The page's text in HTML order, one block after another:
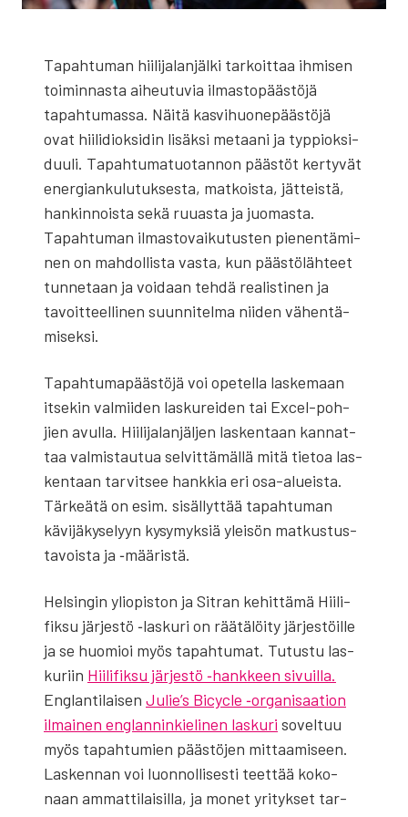
Tapah­tu­man hii­li­ja­lan­jäl­ki tar­koit­taa ihmi­sen
toi­min­nas­ta aiheu­tu­via ilmas­to­pääs­tö­jä
tapah­tu­mas­sa. Näi­tä kas­vi­huo­ne­pääs­tö­jä
ovat hii­li­diok­si­din lisäk­si metaa­ni ja typ­piok­si­
duu­li. Tapah­tu­ma­tuo­tan­non pääs­töt ker­ty­vät
ener­gian­ku­lu­tuk­ses­ta, mat­kois­ta, jät­teis­tä,
han­kin­nois­ta sekä ruu­as­ta ja juo­mas­ta.
Tapah­tu­man ilmas­to­vai­ku­tus­ten pie­nen­tä­mi­
nen on mah­dol­lis­ta vas­ta, kun pääs­tö­läh­teet
tun­ne­taan ja voi­daan teh­dä rea­lis­ti­nen ja
tavoit­teel­li­nen suun­ni­tel­ma nii­den vähen­tä­
mi­sek­si.
Tapah­tu­ma­pääs­tö­jä voi ope­tel­la las­ke­maan
itse­kin val­mii­den las­ku­rei­den tai Excel-poh­
jien avul­la. Hii­li­ja­lan­jäl­jen las­ken­taan kan­nat­
taa val­mis­tau­tua sel­vit­tä­mäl­lä mitä tie­toa las­
ken­taan tar­vit­see hank­kia eri osa-alueis­ta.
Tär­keä­tä on esim. sisäl­lyt­tää tapah­tu­man
kävi­jä­ky­se­lyyn kysy­myk­siä ylei­sön mat­kus­tus­
ta­vois­ta ja ‑mää­ris­tä.
Hel­sin­gin yli­opis­ton ja Sit­ran kehit­tä­mä Hii­li­
fik­su jär­jes­tö ‑las­ku­ri on rää­tä­löi­ty jär­jes­töil­le
ja se huo­mioi myös tapah­tu­mat. Tutus­tu las­
ku­riin Hii­li­fik­su jär­jes­tö ‑hank­keen sivuil­la.
Englan­ti­lai­sen Julie’s Bicycle ‑orga­ni­saa­tion
ilmai­nen englan­nin­kie­li­nen las­ku­ri sovel­tuu
myös tapah­tu­mien pääs­tö­jen mit­taa­mi­seen.
Las­ken­nan voi luon­nol­li­ses­ti teet­tää koko­
naan ammat­ti­lai­sil­la, ja monet yri­tyk­set tar­